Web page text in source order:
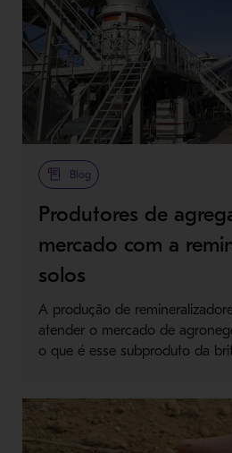
Blog
Produtores de
mercado com a
solos
A produção de
atender o mercado de
o que é esse subproduto da